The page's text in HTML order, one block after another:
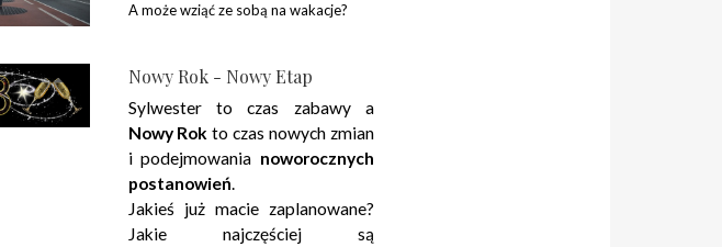
A może wziąć ze sobą na wakacje?
Nowy Rok - Nowy Etap
Sylwester to czas zabawy a
Nowy Rok to czas nowych zmian
i podejmowania noworocznych
postanowień.
Jakieś już macie zaplanowane?
Jakie najczęściej są